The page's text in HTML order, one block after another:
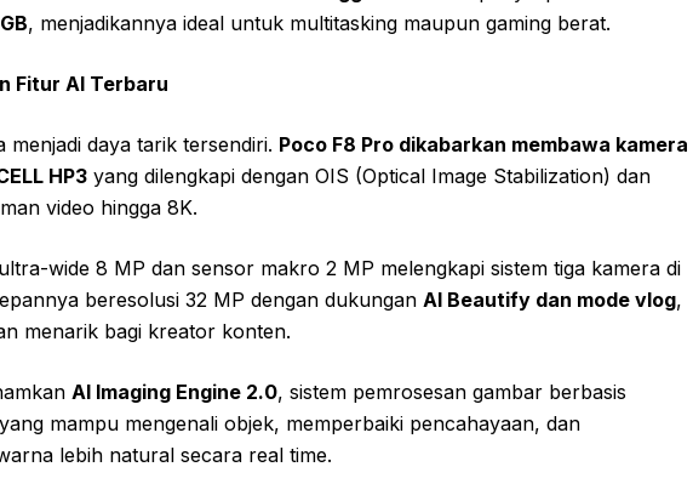
, menjadikannya ideal untuk multitasking maupun gaming berat.
Fitur AI Terbaru
daya tarik tersendiri. Poco F8 Pro dikabarkan membawa kamera
HP3 yang dilengkapi dengan OIS (Optical Image Stabilization) dan
video hingga 8K.
wide 8 MP dan sensor makro 2 MP melengkapi sistem tiga kamera di
beresolusi 32 MP dengan dukungan AI Beautify dan mode vlog,
menarik bagi kreator konten.
AI Imaging Engine 2.0, sistem pemrosesan gambar berbasis
mampu mengenali objek, memperbaiki pencahayaan, dan
lebih natural secara real time.